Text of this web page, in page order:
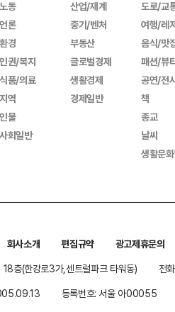
노동
언론
환경
인권/복지
식품/의료
지역
인물
사회일반
산업/재계
중기/벤처
부동산
글로벌경제
생활경제
경제일반
도로/교
여행/레
음식/맛
패션/뷰
공연/전
책
종교
날씨
생활문
회사소개 편집규약
광고제휴문의
층(한강로3가,센트럴파크 타워동)
전
등록번호: 서울 아00055